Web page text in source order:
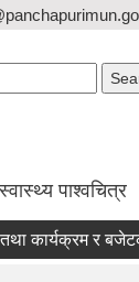
स्वास्थ्य पाश्वचित्र
कार्यक्रम र बजेटको